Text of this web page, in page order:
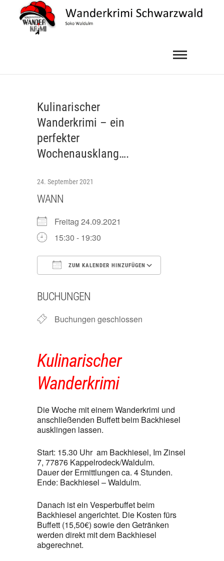
Schwarzwald
Kulinarischer
Wanderkrimi – ein
perfekter
Wochenausklang….
24. September 2021
WANN
Freitag 24.09.2021
15:30 - 19:30
ZUM KALENDER HINZUFÜGEN
BUCHUNGEN
Buchungen geschlossen
Kulinarischer
Wanderkrimi
Die Woche mit einem Wanderkrimi und
anschließenden Buffett beim Backhiesel
ausklingen lassen.
Start: 15.30 Uhr am Backhiesel, Im Zinsel
7, 77876 Kappelrodeck/Waldulm.
Dauer der Ermittlungen ca. 4 Stunden.
Ende: Backhiesel – Waldulm.
Danach ist ein Vesperbuffet beim
Backhiesel angerichtet. Die Kosten fürs
Buffett (15,50€) sowie den Getränken
werden direkt mit dem Backhiesel
abgerechnet.